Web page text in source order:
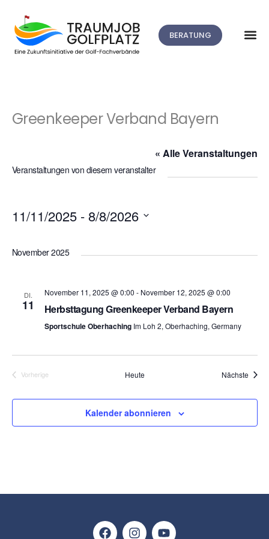
BERATUNG
Greenkeeper Verband Bayern
« Alle Veranstaltungen
Veranstaltungen von diesem veranstalter
11/11/2025 - 8/8/2026
wählen.
November 2025
DI.
11
November 11, 2025 @ 0:00 - November 12, 2025 @ 0:00
Herbsttagung Greenkeeper Verband Bayern
Sportschule Oberhaching Im Loh 2, Oberhaching, Germany
Vorherige
Heute Nächste
Kalender abonnieren